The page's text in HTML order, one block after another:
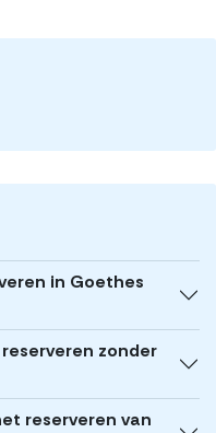
in Goethes
zonder
reserveren van